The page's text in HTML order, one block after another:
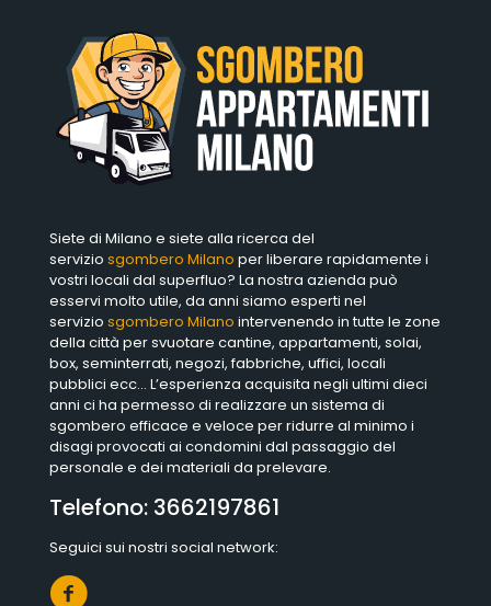
Siete di Milano e siete alla ricerca del
servizio sgombero Milano per liberare rapidamente i
vostri locali dal superfluo? La nostra azienda può
esservi molto utile, da anni siamo esperti nel
servizio sgombero Milano intervenendo in tutte le zone
della città per svuotare cantine, appartamenti, solai,
box, seminterrati, negozi, fabbriche, uffici, locali
pubblici ecc… L’esperienza acquisita negli ultimi dieci
anni ci ha permesso di realizzare un sistema di
sgombero efficace e veloce per ridurre al minimo i
disagi provocati ai condomini dal passaggio del
personale e dei materiali da prelevare.
Telefono: 3662197861
Seguici sui nostri social network: